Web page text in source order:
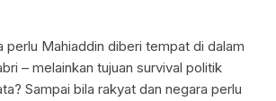
perlu Mahiaddin diberi tempat di dalam
– melainkan tujuan survival politik
Sampai bila rakyat dan negara perlu